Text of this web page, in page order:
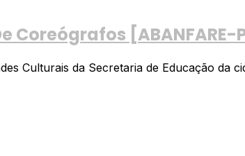
Coreógrafos [ABANFARE-
Culturais da Secretaria de Educação da